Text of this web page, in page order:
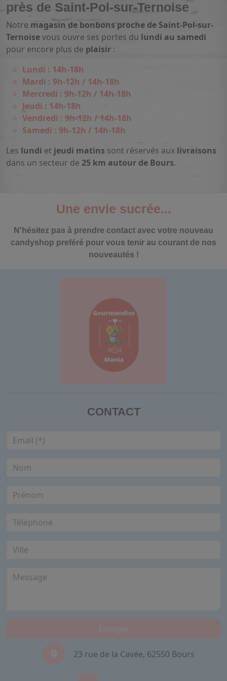
près de Saint-Pol-sur-Ternoise
Notre magasin de bonbons proche de Saint-Pol-sur-
Ternoisevous ouvre ses portes du lundi au samedi
pour encore plus de plaisir :
Lundi : 14h-18h
Mardi : 9h-12h / 14h-18h
Mercredi : 9h-12h / 14h-18h
Jeudi : 14h-18h
Vendredi : 9h-12h / 14h-18h
Samedi : 9h-12h / 14h-18h
Les lundi et jeudi matins sont réservés aux livraisons
dans un secteur de 25 km autour de Bours.
Une envie sucrée...
N'hésitez pas à prendre contact avec votre nouveau
candyshop preféré pour vous tenir au courant de nos
nouveautés !
CONTACT
23 rue de la Cavée, 62550 Bours